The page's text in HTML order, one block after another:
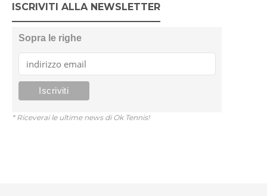
ISCRIVITI ALLA NEWSLETTER
Sopra le righe
* Riceverai le ultime news di Ok Tennis!